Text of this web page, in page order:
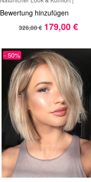
Premium Damenperücke
Bewertung hinzufügen
326,00 € 179,00 €
- 50%